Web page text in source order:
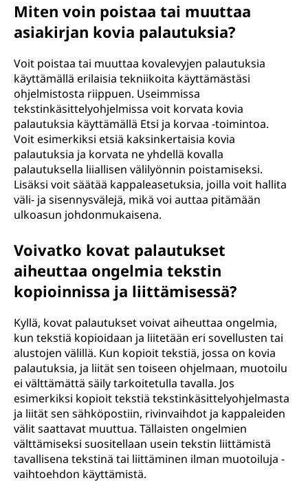
Miten voin poistaa tai muuttaa
asiakirjan kovia palautuksia?
Voit poistaa tai muuttaa kovalevyjen palautuksia
käyttämällä erilaisia tekniikoita käyttämästäsi
ohjelmistosta riippuen. Useimmissa
tekstinkäsittelyohjelmissa voit korvata kovia
palautuksia käyttämällä Etsi ja korvaa -toimintoa.
Voit esimerkiksi etsiä kaksinkertaisia kovia
palautuksia ja korvata ne yhdellä kovalla
palautuksella liiallisen välilyönnin poistamiseksi.
Lisäksi voit säätää kappaleasetuksia, joilla voit hallita
väli- ja sisennysvälejä, mikä voi auttaa pitämään
ulkoasun johdonmukaisena.
Voivatko kovat palautukset
aiheuttaa ongelmia tekstin
kopioinnissa ja liittämisessä?
Kyllä, kovat palautukset voivat aiheuttaa ongelmia,
kun tekstiä kopioidaan ja liitetään eri sovellusten tai
alustojen välillä. Kun kopioit tekstiä, jossa on kovia
palautuksia, ja liität sen toiseen ohjelmaan, muotoilu
ei välttämättä säily tarkoitetulla tavalla. Jos
esimerkiksi kopioit tekstiä tekstinkäsittelyohjelmasta
ja liität sen sähköpostiin, rivinvaihdot ja kappaleiden
välit saattavat muuttua. Tällaisten ongelmien
välttämiseksi suositellaan usein tekstin liittämistä
tavallisena tekstinä tai liittäminen ilman muotoiluja -
vaihtoehdon käyttämistä.